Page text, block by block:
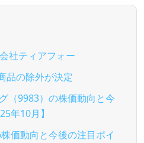
社ティアフォー
品の除外が決定
（9983）の株価動向と今
年10月】
価動向と今後の注目ポイ